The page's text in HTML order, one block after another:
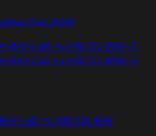
Flex 250W
L&E รุ่น HBL511-80W